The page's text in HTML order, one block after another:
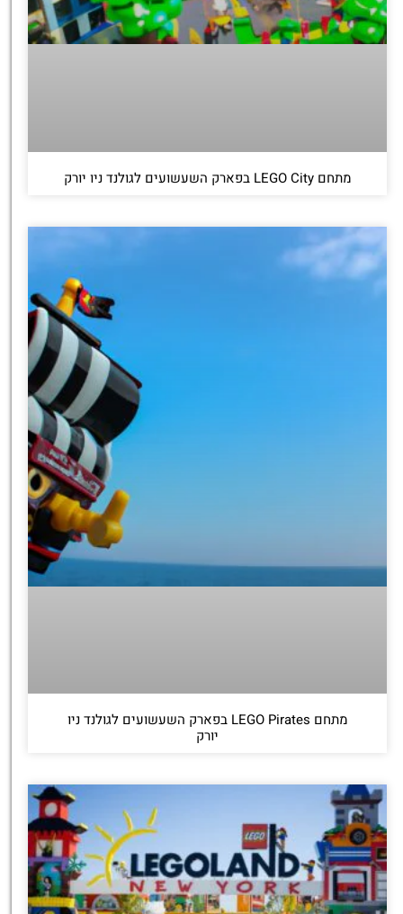
מתחם LEGO City בפארק השעשועים לגולנד ניו יורק
מתחם LEGO Pirates בפארק השעשועים לגולנד ניו
יורק